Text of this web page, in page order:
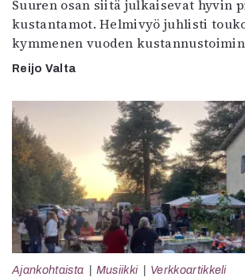
Suuren osan siitä julkaisevat hyvin
kustantamot. Helmivyö juhlisti
kymmenen vuoden
Reijo Valta
Ajankohtaista Musiikki Verkkoartikkeli